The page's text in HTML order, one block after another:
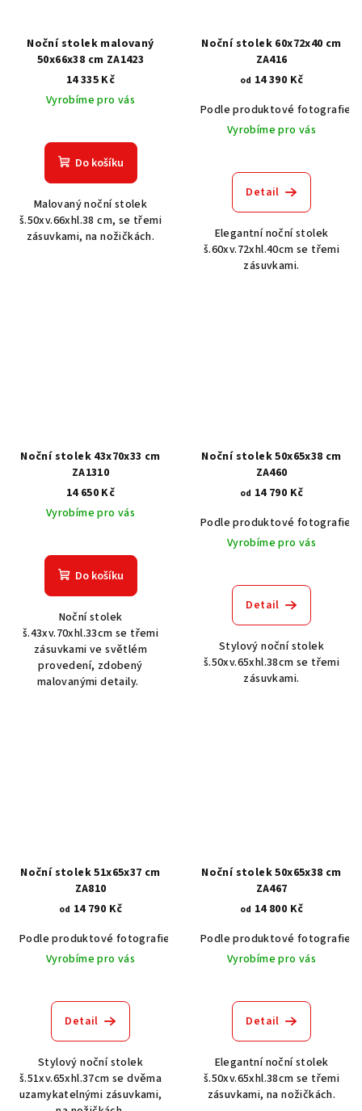
Noční stolek malovaný
50x66x38 cm ZA1423
14 335 Kč
Vyrobíme pro vás
Do košíku
Malovaný noční stolek
š.50xv.66xhl.38 cm, se třemi
zásuvkami, na nožičkách.
Noční stolek 60x72x40 cm
ZA416
od 14 390 Kč
Podle produktové fotografie
Vyrobíme pro vás
Detail
Elegantní noční stolek
š.60xv.72xhl.40cm se třemi
zásuvkami.
Noční stolek 43x70x33 cm
ZA1310
14 650 Kč
Vyrobíme pro vás
Do košíku
Noční stolek
š.43xv.70xhl.33cm se třemi
zásuvkami ve světlém
provedení, zdobený
malovanými detaily.
Noční stolek 50x65x38 cm
ZA460
od 14 790 Kč
Podle produktové fotografie
Vyrobíme pro vás
Detail
Stylový noční stolek
š.50xv.65xhl.38cm se třemi
zásuvkami.
Noční stolek 51x65x37 cm
ZA810
od 14 790 Kč
Podle produktové fotografie
Akát vintage BT1551
Dub světlý
Vyrobíme pro vás
Detail
Stylový noční stolek
š.51xv.65xhl.37cm se dvěma
uzamykatelnými zásuvkami,
Noční stolek 50x65x38 cm
ZA467
od 14 800 Kč
Podle produktové fotografie
Vyrobíme pro vás
Detail
Elegantní noční stolek
š.50xv.65xhl.38cm se třemi
zásuvkami, na nožičkách.